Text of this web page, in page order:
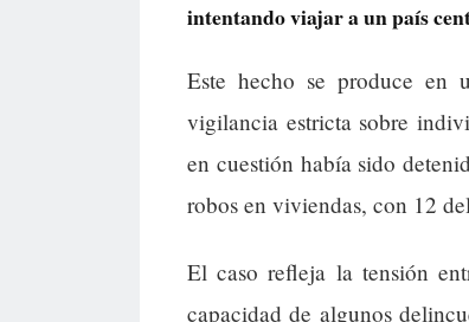
intentando viajar a un país
Este hecho se produce en
vigilancia estricta sobre
en cuestión había sido
robos en viviendas, con 12
El caso refleja la tensión
capacidad de algunos